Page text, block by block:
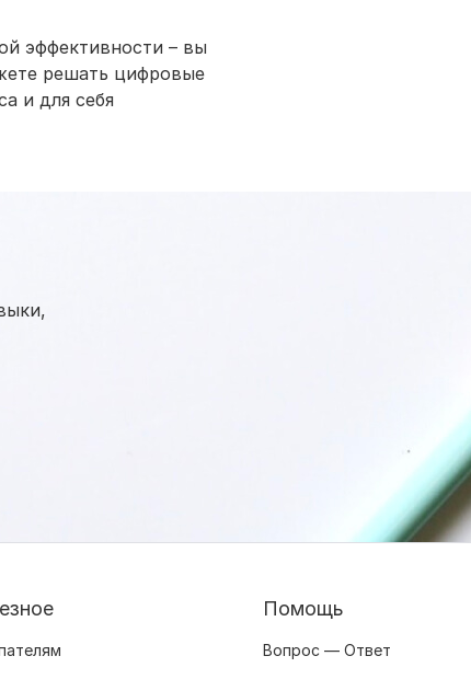
эффективности – вы
решать цифровые
и для себя
Помощь
Вопрос — Ответ